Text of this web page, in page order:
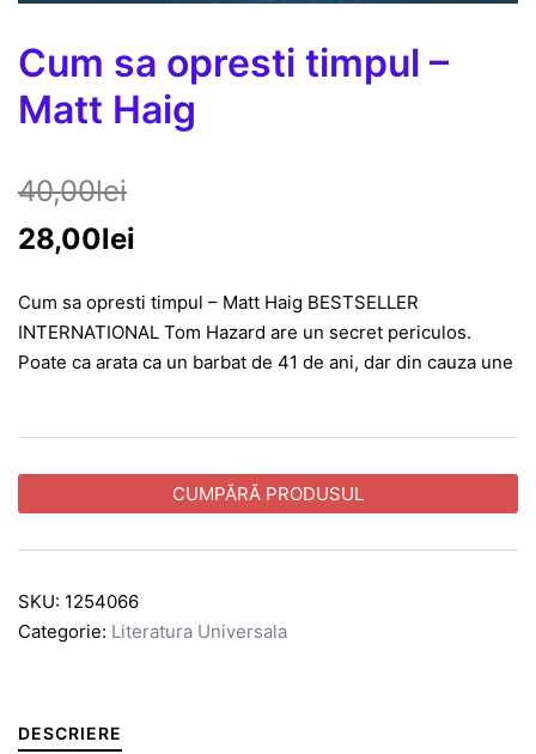
Cum sa opresti timpul –
Matt Haig
40,00lei
28,00lei
Cum sa opresti timpul – Matt Haig BESTSELLER
INTERNATIONAL Tom Hazard are un secret periculos.
Poate ca arata ca un barbat de 41 de ani, dar din cauza une
CUMPĂRĂ PRODUSUL
SKU: 1254066
Categorie: Literatura Universala
DESCRIERE